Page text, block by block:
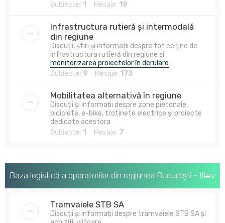
Subiecte: 1 Mesaje: 19
Infrastructura rutieră și intermodală
din regiune
Discuții, știri și informații despre tot ce ține de
infrastructura rutieră din regiune și
monitorizarea proiectelor în derulare
Subiecte: 9 Mesaje: 173
Mobilitatea alternativă în regiune
Discuții și informații despre zone pietonale,
biciclete, e-bike, trotinete electrice și proiecte
dedicate acestora
Subiecte: 1 Mesaje: 7
Baza logistică a operatorilor din regiunea București - Ilfov
Tramvaiele STB SA
Discuții și informații despre tramvaiele STB SA și